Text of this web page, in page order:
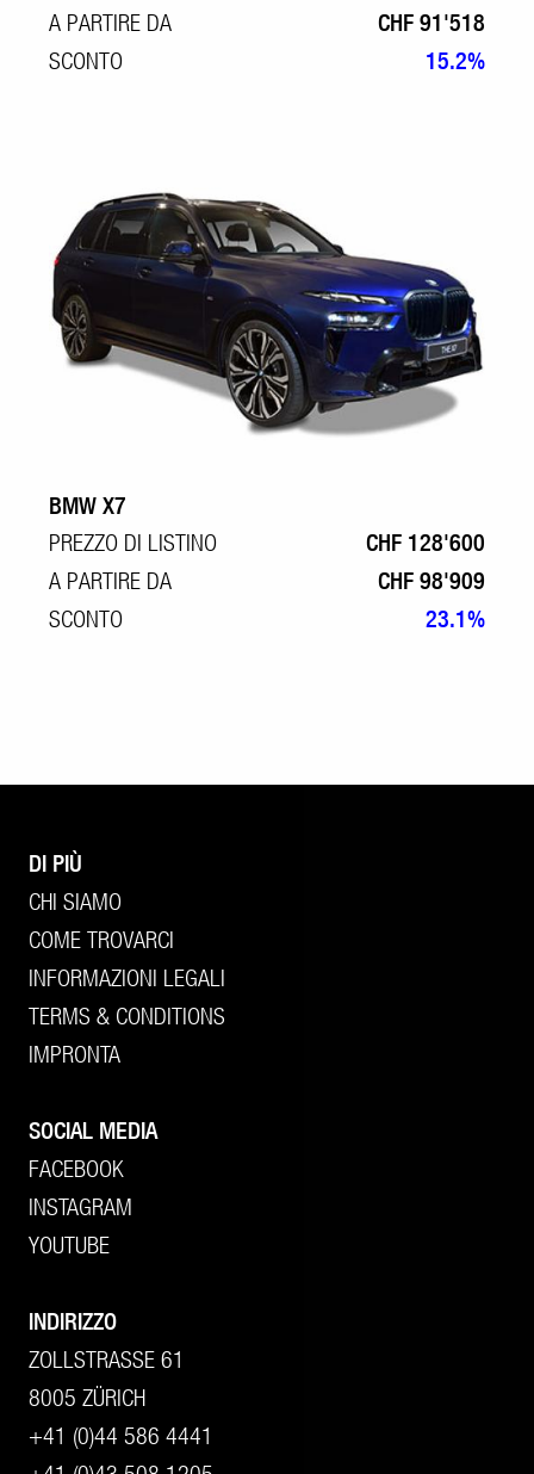
A PARTIRE DA
CHF 91'518
SCONTO
15.2%
BMW X7
PREZZO DI LISTINO
CHF 128'600
A PARTIRE DA
CHF 98'909
SCONTO
23.1%
DI PIÙ
CHI SIAMO
COME TROVARCI
INFORMAZIONI LEGALI
TERMS & CONDITIONS
IMPRONTA
SOCIAL MEDIA
FACEBOOK
INSTAGRAM
YOUTUBE
INDIRIZZO
ZOLLSTRASSE 61
8005 ZÜRICH
+41 (0)44 586 4441